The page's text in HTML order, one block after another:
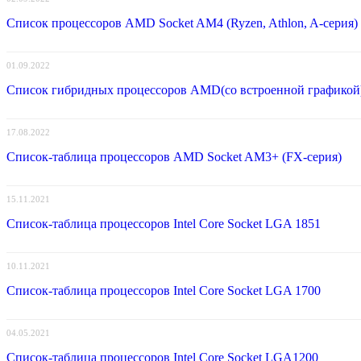
Список процессоров AMD Socket AM4 (Ryzen, Athlon, A-серия)
01.09.2022
Список гибридных процессоров AMD(со встроенной
17.08.2022
Список-таблица процессоров AMD Socket AM3+ (FX-серия)
15.11.2021
Список-таблица процессоров Intel Core Socket LGA 1851
10.11.2021
Список-таблица процессоров Intel Core Socket LGA 1700
04.05.2021
Список-таблица процессоров Intel Core Socket LGA1200